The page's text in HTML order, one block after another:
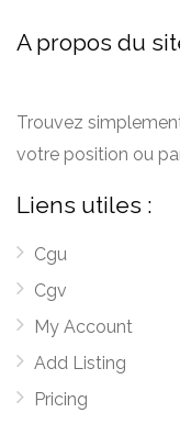
A propos du
Trouvez
votre position ou
Liens utiles :
Cgu
Cgv
My Account
Add Listing
Pricing